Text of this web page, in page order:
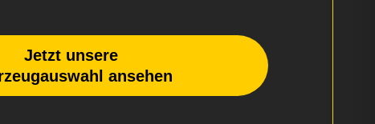
Jetzt unsere
ansehen